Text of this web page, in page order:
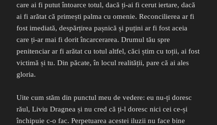
care ai fi putut întoarce totul, dacă ți-ai fi cerut iertare, dacă
ai fi arătat că primești palma cu omenie. Reconcilierea ar fi
fost imediată, despărțirea pașnică și puțini ar fi fost aceia
care ți-ar mai fi dorit încarcerarea. Drumul tău spre
penitenciar ar fi arătat cu totul altfel, căci știm cu toții, ai fost
victimă și tu. Din păcate, în locul realității, pare că ai ales
gloria.
Uite cum stăm din punctul meu de vedere: eu nu-ți doresc
răul, Liviu Dragnea și nu cred că ți-l doresc nici cei ce-și
închipuie c-o fac. Perpetuarea acestei iluzii nu face bine